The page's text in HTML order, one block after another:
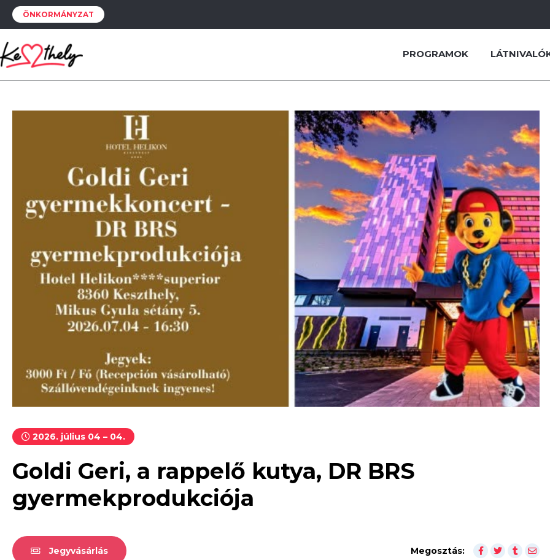
ÖNKORMÁNYZAT
PROGRAMOK
2026. július 04 – 04.
Goldi Geri, a rappelő kutya, DR BRS
gyermekprodukciója
Jegyvásárlás Megosztás: